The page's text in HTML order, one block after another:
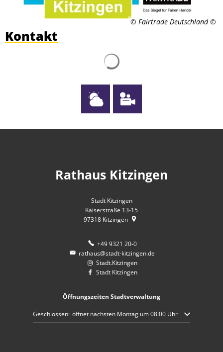
© Fairtrade Deutschland
Kontakt
Rathaus Kitzingen
Stadt Kitzingen
Kaiserstraße 13-15
97318 Kitzingen
+49 9321 20-0
rathaus@stadt-kitzingen.de
Stadt.Kitzingen
Stadt Kitzingen
Öffnungszeiten Stadtverwaltung
Klicken, um weitere Öffnungs- oder Schließzeiten auszublenden
Geschlossen: öffnet nächsten Montag um 08:00 Uhr